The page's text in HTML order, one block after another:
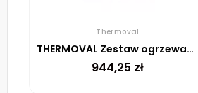
Thermoval
THERMOVAL Zestaw ogrzewania podłogowego – mata TV TO 6m² 170W/m² regulator TT 16 biały
944,25 zł